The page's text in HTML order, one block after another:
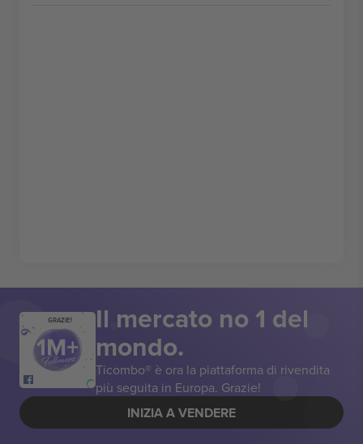
GRAZIE! Il mercato no 1 del
mondo.
Ticombo® è ora la piattaforma di rivendita
più seguita in Europa. Grazie!
INIZIA A VENDERE